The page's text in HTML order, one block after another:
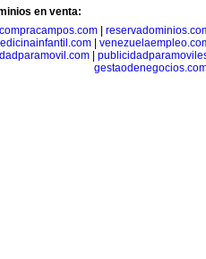
en venta:
compracampos.com
|